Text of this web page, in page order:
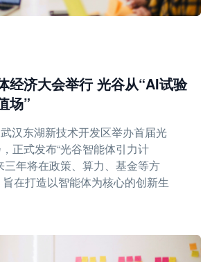
经济大会举行 光谷从“AI试验
场”
汉东湖新技术开发区举办首届光
正式发布“光谷智能体引力计
三年将在政策、算力、基金等方
在打造以智能体为核心的创新生